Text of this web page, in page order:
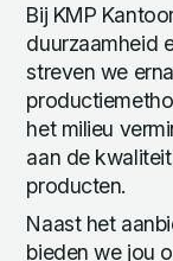
Bij KMP
duurzaamheid
streven we
het milieu
aan de
producten.
Naast het
bieden we jou